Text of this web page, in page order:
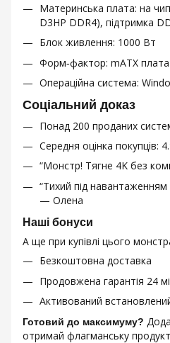
Материнська плата: на
D3HP DDR4), підтримка
Блок живлення: 1000 Вт
Форм‑фактор: mATX
Операційна система:
Соціальний доказ
Понад 200 проданих
Середня оцінка покупців:
“Монстр! Тягне 4K без
“Тихий під
— Олена
Наші бонуси
А ще при купівлі цього
Безкоштовна доставка
Продовжена гарантія 24
Активований
Готовий до максимуму?
отримай флагманську